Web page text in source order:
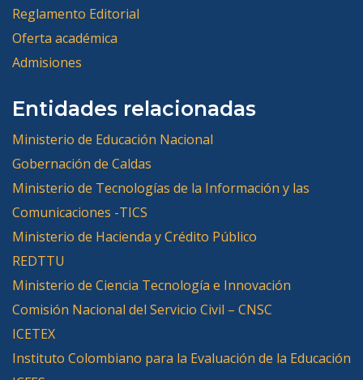
Reglamento Editorial
Oferta académica
Admisiones
Entidades relacionadas
Ministerio de Educación Nacional
Gobernación de Caldas
Ministerio de Tecnologías de la Información y las
Comunicaciones -TICS
Ministerio de Hacienda y Crédito Público
REDTTU
Ministerio de Ciencia Tecnología e Innovación
Comisión Nacional del Servicio Civil – CNSC
ICETEX
Instituto Colombiano para la Evaluación de la Educación